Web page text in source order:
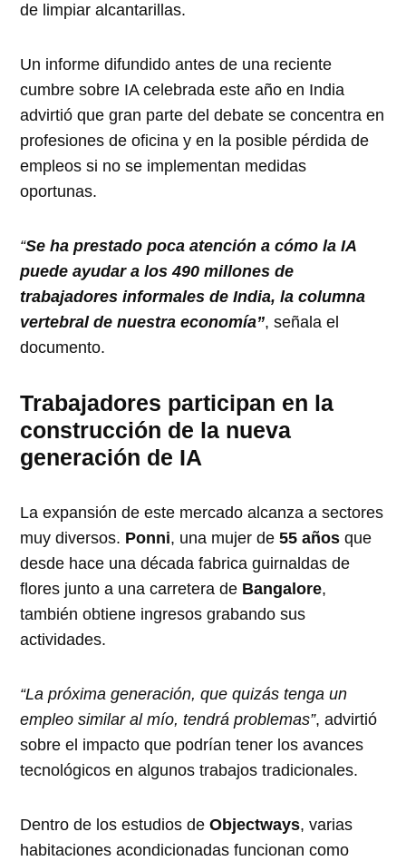
de limpiar alcantarillas.
Un informe difundido antes de una reciente
cumbre sobre IA celebrada este año en India
advirtió que gran parte del debate se concentra en
profesiones de oficina y en la posible pérdida de
empleos si no se implementan medidas
oportunas.
“Se ha prestado poca atención a cómo la IA
puede ayudar a los 490 millones de
trabajadores informales de India, la columna
vertebral de nuestra economía”, señala el
documento.
Trabajadores participan en la
construcción de la nueva
generación de IA
La expansión de este mercado alcanza a sectores
muy diversos. Ponni, una mujer de55 años que
desde hace una década fabrica guirnaldas de
flores junto a una carretera de Bangalore,
también obtiene ingresos grabando sus
actividades.
“La próxima generación, que quizás tenga un
empleo similar al mío, tendrá problemas”, advirtió
sobre el impacto que podrían tener los avances
tecnológicos en algunos trabajos tradicionales.
Dentro de los estudios deObjectways, varias
habitaciones acondicionadas funcionan como